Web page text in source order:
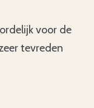
voor de
tevreden